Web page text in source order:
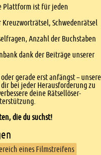
Plattform ist für jeden
Schwedenrätsel
Anzahl der Buchstaben
dank der Beiträge unserer
gerade erst anfängst – unsere
bei jeder Herausforderung zu
deine Rätsellöser-
die du suchst!
eines Filmstreifens